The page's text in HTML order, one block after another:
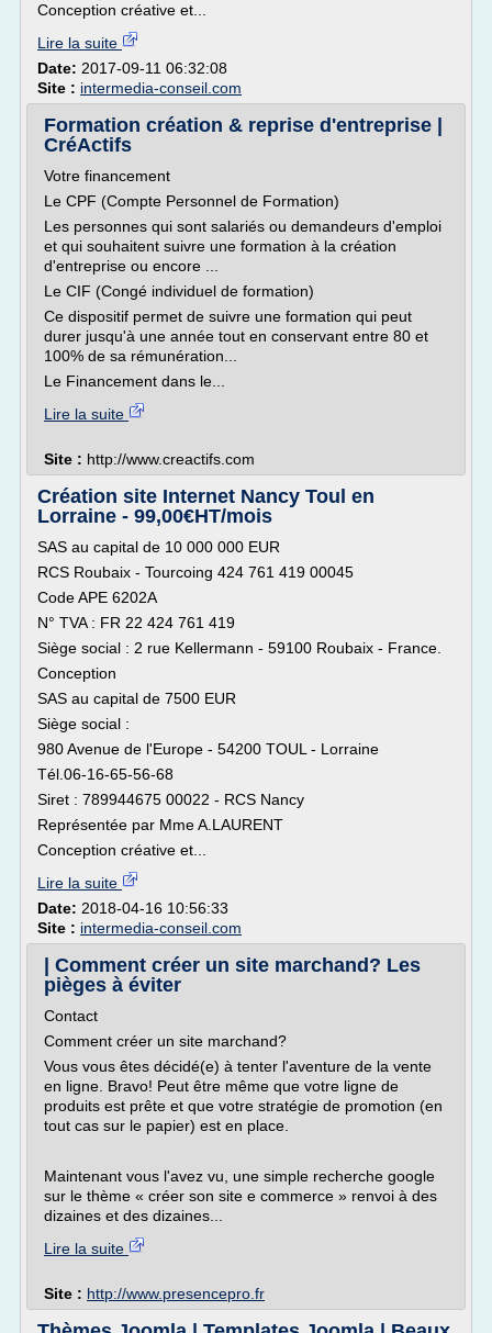
Conception créative et...
Lire la suite
Date: 2017-09-11 06:32:08
Site : intermedia-conseil.com
Formation création & reprise d'entreprise |
CréActifs
Votre financement
Le CPF (Compte Personnel de Formation)
Les personnes qui sont salariés ou demandeurs d'emploi
et qui souhaitent suivre une formation à la création
d'entreprise ou encore ...
Le CIF (Congé individuel de formation)
Ce dispositif permet de suivre une formation qui peut
durer jusqu'à une année tout en conservant entre 80 et
100% de sa rémunération...
Le Financement dans le...
Lire la suite
Site : http://www.creactifs.com
Création site Internet Nancy Toul en
Lorraine - 99,00€HT/mois
SAS au capital de 10 000 000 EUR
RCS Roubaix - Tourcoing 424 761 419 00045
Code APE 6202A
N° TVA : FR 22 424 761 419
Siège social : 2 rue Kellermann - 59100 Roubaix - France.
Conception
SAS au capital de 7500 EUR
Siège social :
980 Avenue de l'Europe - 54200 TOUL - Lorraine
Tél.06-16-65-56-68
Siret : 789944675 00022 - RCS Nancy
Représentée par Mme A.LAURENT
Conception créative et...
Lire la suite
Date: 2018-04-16 10:56:33
Site : intermedia-conseil.com
| Comment créer un site marchand? Les
pièges à éviter
Contact
Comment créer un site marchand?
Vous vous êtes décidé(e) à tenter l'aventure de la vente
en ligne. Bravo! Peut être même que votre ligne de
produits est prête et que votre stratégie de promotion (en
tout cas sur le papier) est en place.
Maintenant vous l'avez vu, une simple recherche google
sur le thème « créer son site e commerce » renvoi à des
dizaines et des dizaines...
Lire la suite
Site : http://www.presencepro.fr